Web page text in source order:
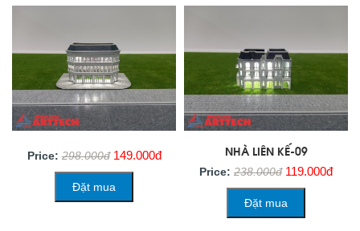
Price: 298.000đ 149.000đ
Đặt mua
NHÀ LIÊN KẾ-09
Price: 238.000đ 119.000đ
Đặt mua